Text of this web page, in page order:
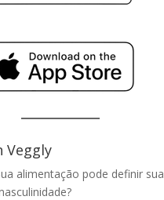
Veggly
alimentação pode definir sua